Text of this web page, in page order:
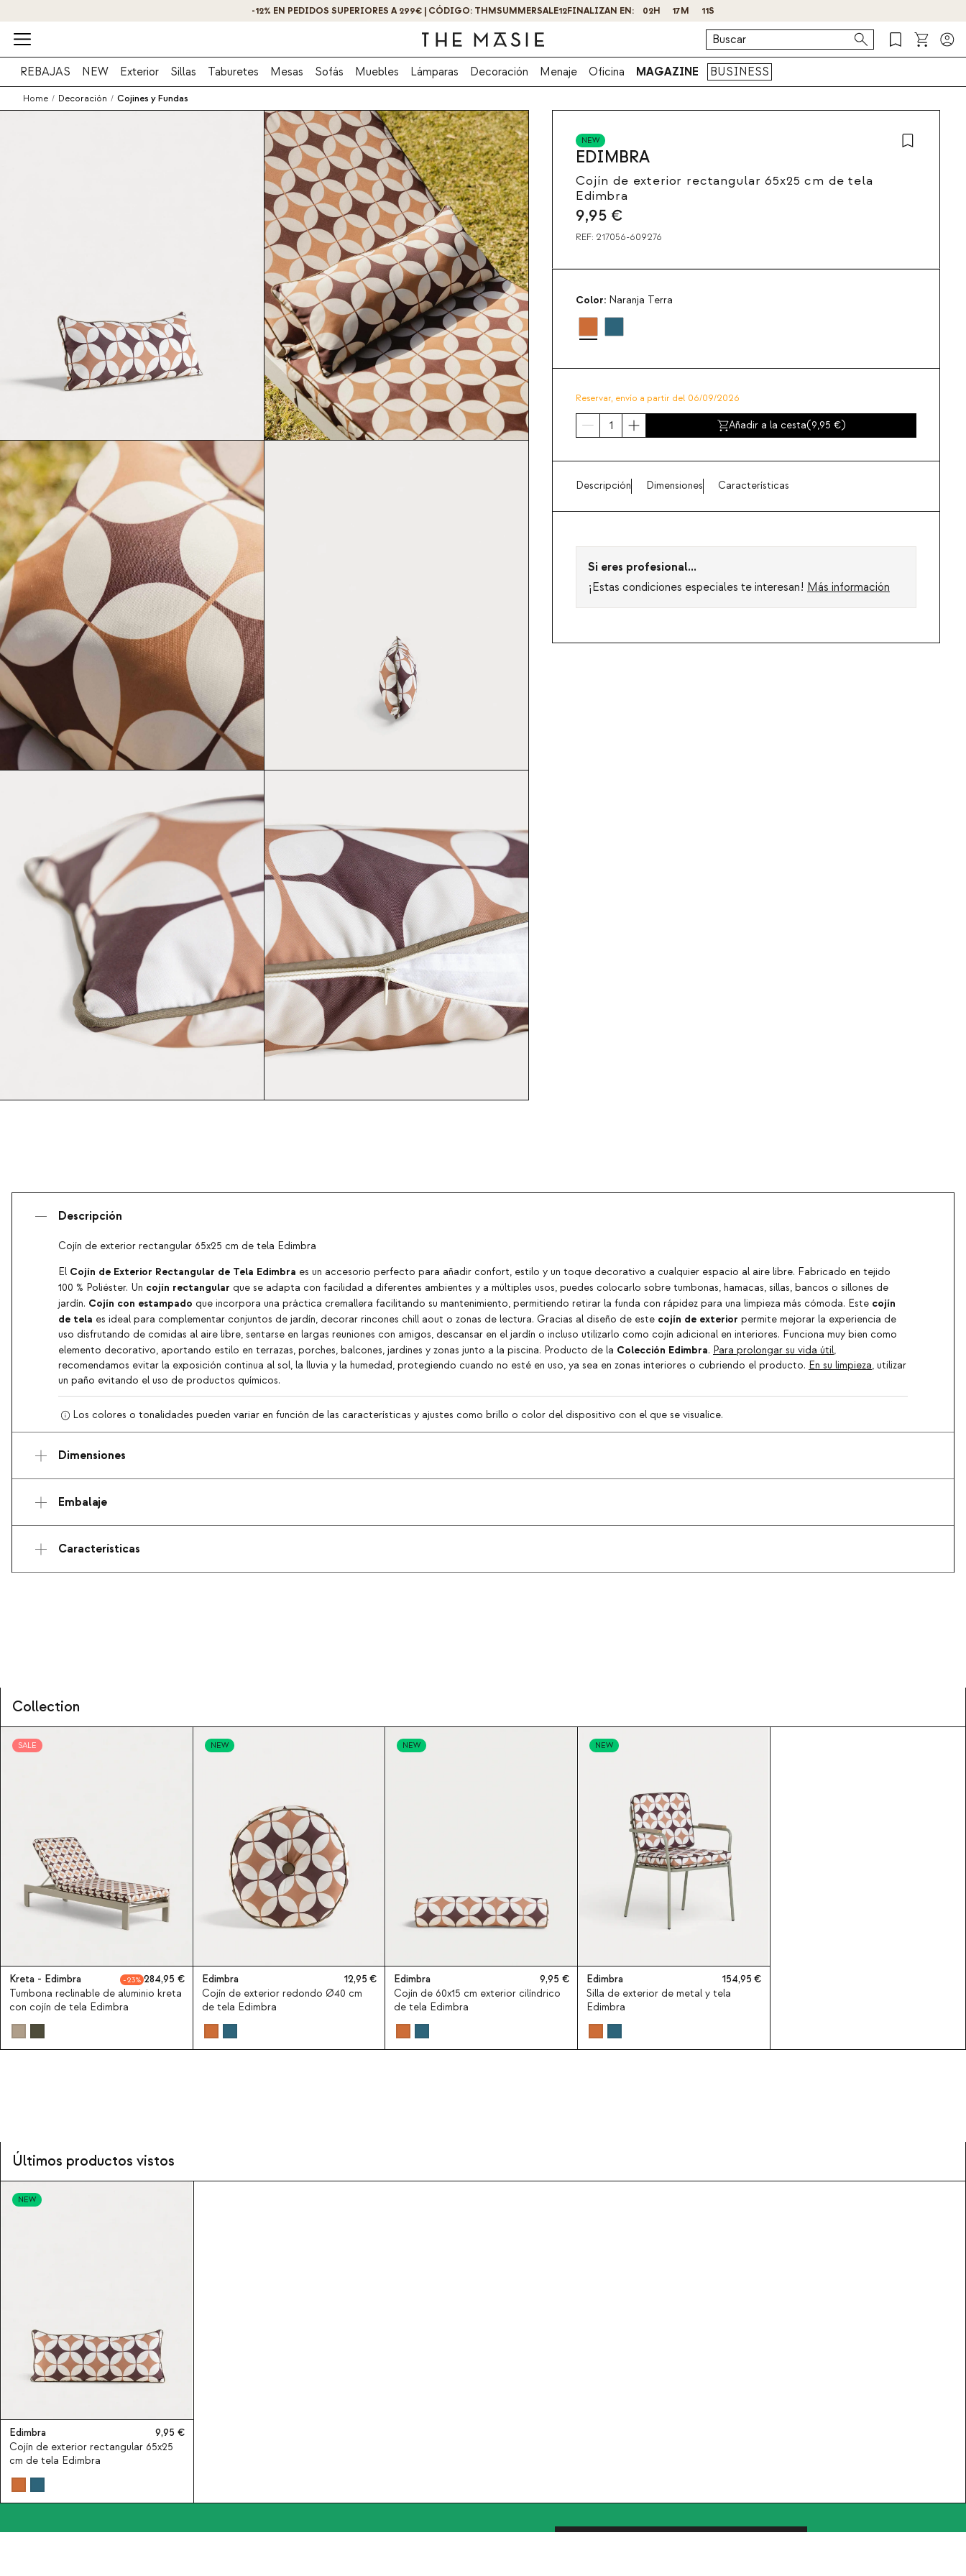
-12% EN PEDIDOS SUPERIORES A 299€ | CÓDIGO: THMSUMMERSALE12FINALIZAN EN: 02H 17M 09S
¡OBTÉN UN -10% DE DESCUENTO AL SUSCRIBIRTE AHORA!
REBAJAS NEW Exterior Sillas Taburetes Mesas Sofás Muebles Lámparas Decoración Menaje Oficina MAGAZINE BUSINESS
Home / Decoración / Cojines y Fundas
NEW
EDIMBRA
Cojín de exterior rectangular 65x25 cm de tela
Edimbra
9,95 €
REF: 217056-609276
Color: Naranja Terra
Reservar, envío a partir del 06/09/2026
Añadir a la cesta(9,95 )
Descripción Dimensiones Características
Si eres profesional...
¡Estas condiciones especiales te interesan! Más información
Descripción
Cojín de exterior rectangular 65x25 cm de tela Edimbra
El Cojín de Exterior Rectangular de Tela Edimbra es un accesorio perfecto para añadir confort, estilo y un toque decorativo a cualquier espacio al aire libre. Fabricado en tejido
100 % Poliéster. Un cojín rectangular que se adapta con facilidad a diferentes ambientes y a múltiples usos, puedes colocarlo sobre tumbonas, hamacas, sillas, bancos o sillones de
jardín. Cojín con estampado que incorpora una práctica cremallera facilitando su mantenimiento, permitiendo retirar la funda con rápidez para una limpieza más cómoda. Este cojín
de tela es ideal para complementar conjuntos de jardín, decorar rincones chill aout o zonas de lectura. Gracias al diseño de este cojín de exterior permite mejorar la experiencia de
uso disfrutando de comidas al aire libre, sentarse en largas reuniones con amigos, descansar en el jardín o incluso utilizarlo como cojín adicional en interiores. Funciona muy bien como
elemento decorativo, aportando estilo en terrazas, porches, balcones, jardines y zonas junto a la piscina. Producto de la Colección Edimbra. Para prolongar su vida útil,
recomendamos evitar la exposición continua al sol, la lluvia y la humedad, protegiendo cuando no esté en uso, ya sea en zonas interiores o cubriendo el producto. En su limpieza, utilizar
un paño evitando el uso de productos químicos.
Los colores o tonalidades pueden variar en función de las características y ajustes como brillo o color del dispositivo con el que se visualice.
Dimensiones
Embalaje
Características
Collection
SALE
Kreta - Edimbra 23
284,95
Tumbona reclinable de aluminio kreta
con cojín de tela Edimbra
NEW
Edimbra
12,95
Cojín de exterior redondo Ø40 cm
de tela Edimbra
NEW
Edimbra
9,95
Cojín de 60x15 cm exterior cilíndrico
de tela Edimbra
NEW
Edimbra
154,95
Silla de exterior de metal y tela
Edimbra
Últimos productos vistos
NEW
Edimbra
9,95
Cojín de exterior rectangular 65x25
cm de tela Edimbra